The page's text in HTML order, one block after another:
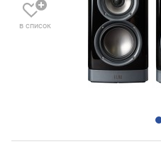
в список